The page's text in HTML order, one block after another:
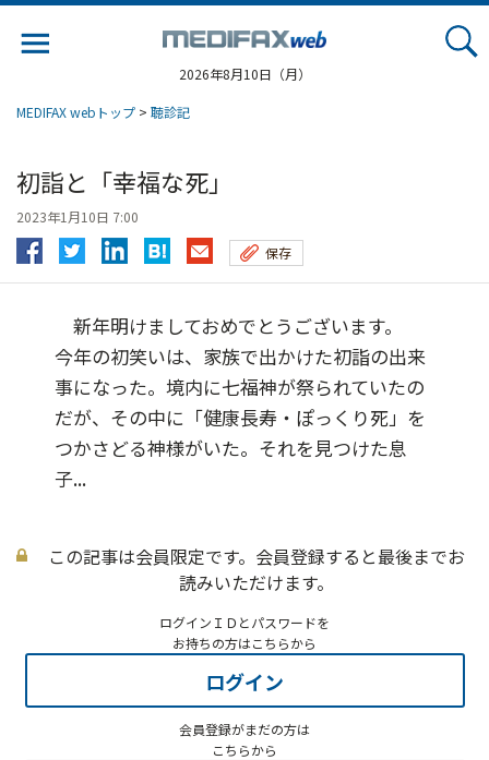
2026年8月10日（月）
MEDIFAX webトップ > 聴診記
初詣と「幸福な死」
2023年1月10日 7:00
保存
新年明けましておめでとうございます。
今年の初笑いは、家族で出かけた初詣の出来
事になった。境内に七福神が祭られていたの
だが、その中に「健康長寿・ぽっくり死」を
つかさどる神様がいた。それを見つけた息
子...
この記事は会員限定です。会員登録すると最後までお
読みいただけます。
ログインＩＤとパスワードを
お持ちの方はこちらから
ログイン
会員登録がまだの方は
こちらから